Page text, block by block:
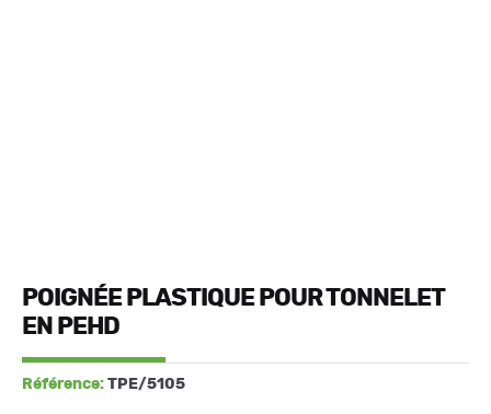
POIGNÉE PLASTIQUE POUR TONNELET
EN PEHD
Référence: TPE/5105